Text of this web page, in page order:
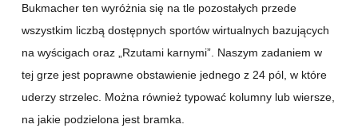
Bukmacher ten wyróżnia się na tle pozostałych przede
wszystkim liczbą dostępnych sportów wirtualnych bazujących
na wyścigach oraz „Rzutami karnymi”. Naszym zadaniem w
tej grze jest poprawne obstawienie jednego z 24 pól, w które
uderzy strzelec. Można również typować kolumny lub wiersze,
na jakie podzielona jest bramka.